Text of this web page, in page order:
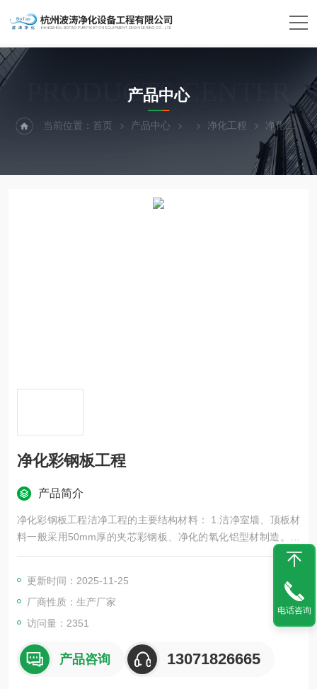
PRODUCTS CENTER
产品中心
当前位置：首页 产品中心 净化工程 净化彩钢板工程
净化彩钢板工程
产品简介
净化彩钢板工程洁净工程的主要结构材料： 1.洁净室墙、顶板材
料一般采用50mm厚的夹芯彩钢板、净化的氧化铝型材制造。门
采用净化密闭门，窗采用铝合金密通风管道选用镀锌钢板或喷涂
薄钢板闭玻璃固定窗。 2.地面采用环氧树脂自流坪、防静电PVC
地板或高级耐磨塑料洁净地板。 3.净化制作，并采用“PEF“阻燃
型的保温板做保温
更新时间：2025-11-25
厂商性质：生产厂家
访问量：2351
产品咨询 13071826665
电话咨询